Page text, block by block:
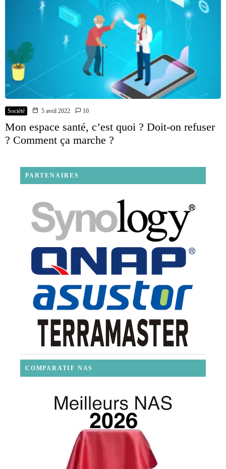
Société 5 avril 2022 10
Mon espace santé, c’est quoi ? Doit-on refuser
? Comment ça marche ?
PARTENAIRES
COMPARATIF NAS